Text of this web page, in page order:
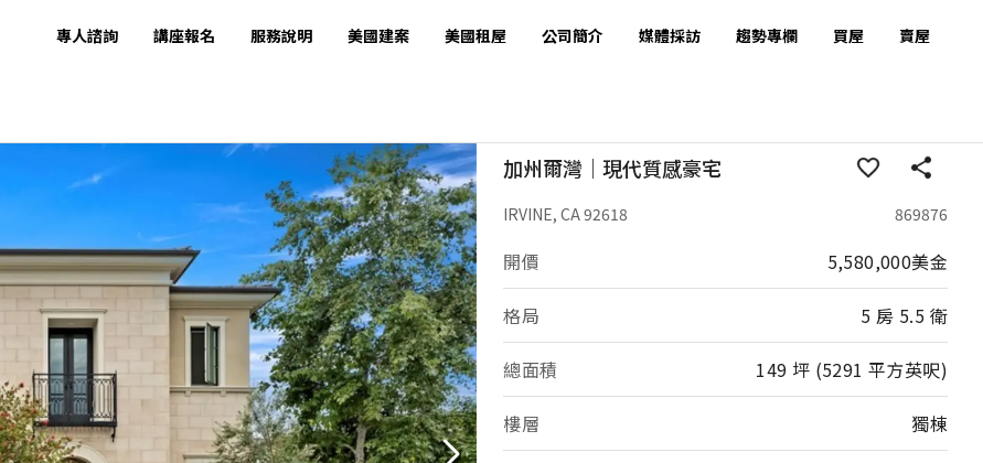
加州爾灣｜現代質感豪宅
IRVINE, CA 92618 869876
開價 5,580,000美金
格局 5 房 5.5 衛
總面積 149 坪 (5291 平方英呎)
樓層 獨棟
專人諮詢 講座報名 服務說明 美國建案 美國租屋 公司簡介 媒體採訪 趨勢專欄 買屋 賣屋